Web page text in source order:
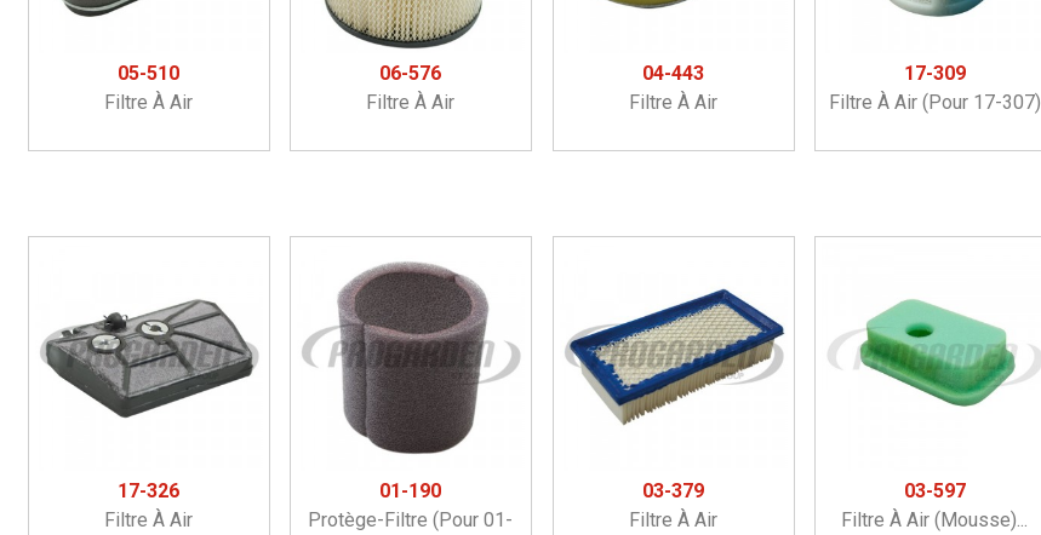
05-510
Filtre À Air
06-576
Filtre À Air
04-443
Filtre À Air
17-309
Filtre À Air (pour 17-307)
17-326
Filtre À Air
01-190
Protège-Filtre (pour 01-
03-379
Filtre À Air
03-597
Filtre À Air (mousse)...